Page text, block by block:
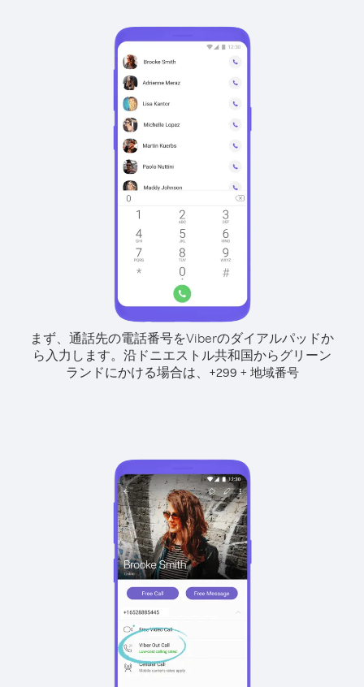
まず、通話先の電話番号をViberのダイアルパッドか
ら入力します。 沿ドニエストル共和国からグリーン
ランドにかける場合は、
+299 + 地域番号